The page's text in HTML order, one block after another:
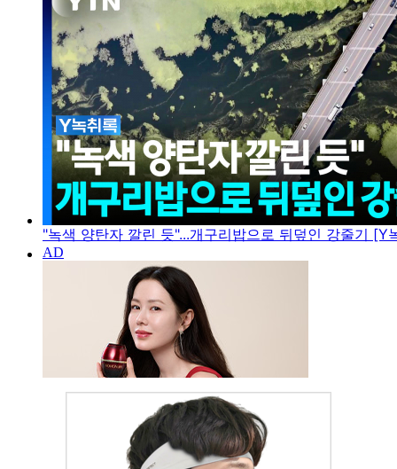
"녹색 양탄자 깔린 듯"...개구리밥으로 뒤덮인 강줄기 [Y